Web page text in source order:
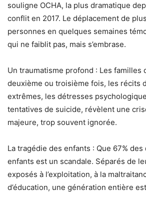
souligne OCHA, la plus dramatique
conflit en 2017. Le déplacement de
personnes en quelques semaines
qui ne faiblit pas, mais s’embrase.
Un traumatisme profond : Les familles
deuxième ou troisième fois, les récits
extrêmes, les détresses
tentatives de suicide, révèlent une
majeure, trop souvent ignorée.
La tragédie des enfants : Que 67%
enfants est un scandale. Séparés de
exposés à l’exploitation, à la
d’éducation, une génération entière